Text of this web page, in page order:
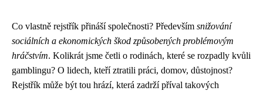
Co vlastně rejstřík přináší společnosti? Především snižování
sociálních a ekonomických škod způsobených problémovým
hráčstvím. Kolikrát jsme četli o rodinách, které se rozpadly kvůli
gamblingu? O lidech, kteří ztratili práci, domov, důstojnost?
Rejstřík může být tou hrází, která zadrží příval takových